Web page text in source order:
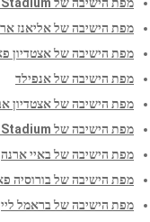
מפת הישיבה של אליאנז
מפת הישיבה של אצטדיון
מפת הישיבה של אנפילד
מפת הישיבה של אצטדיון
מפת הישיבה של Bank of America Stadium
מפת הישיבה של באיי ארנה
מפת הישיבה של בורוסיה
מפת הישיבה של בראמל